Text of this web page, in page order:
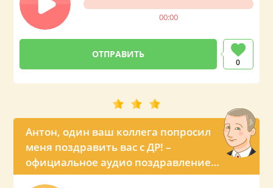
00:00
0
Антон, один ваш коллега попросил
меня поздравить вас с ДР! –
официальное аудио поздравление
из Кремля